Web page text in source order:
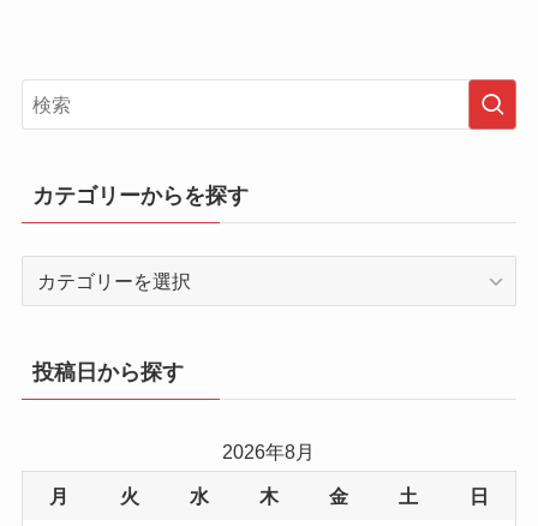
カテゴリーからを探す
リ
ー
を
投稿日から探す
2026年8月
月 火 水 木 金 土 日